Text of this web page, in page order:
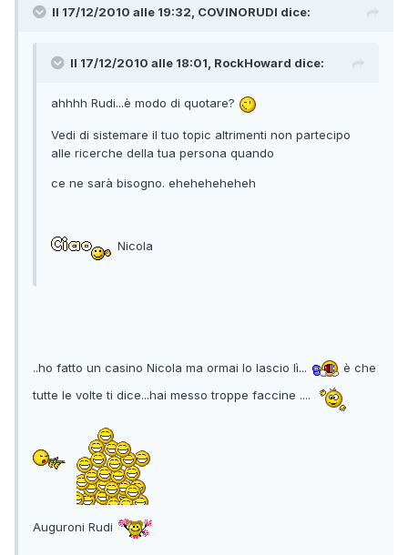
Il 17/12/2010 alle 19:32, COVINORUDI dice:
Il 17/12/2010 alle 18:01, RockHoward dice:
ahhhh Rudi...è modo di quotare?
Vedi di sistemare il tuo topic altrimenti non partecipo
alle ricerche della tua persona quando
ce ne sarà bisogno. eheheheheheh
Nicola
..ho fatto un casino Nicola ma ormai lo lascio lì...
è che
tutte le volte ti dice...hai messo troppe faccine ....
Auguroni Rudi